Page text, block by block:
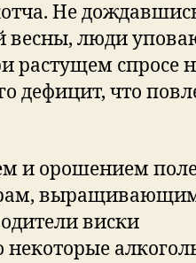
Не
люди
растущем спросе
дефицит, что
и орошением
виски
некоторые